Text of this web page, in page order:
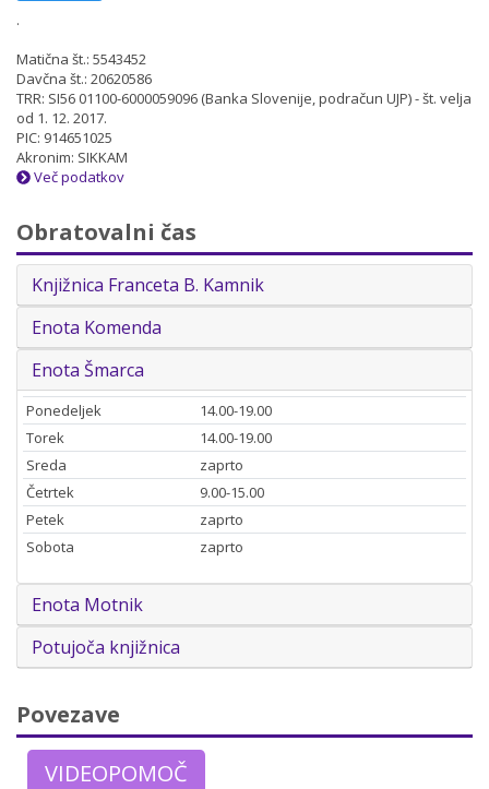
.
Matična št.: 5543452
Davčna št.: 20620586
TRR: SI56 01100-6000059096 (Banka Slovenije, podračun UJP) - št. velja
od 1. 12. 2017.
PIC: 914651025
Akronim: SIKKAM
Več podatkov
Obratovalni čas
Knjižnica Franceta B. Kamnik
Enota Komenda
Enota Šmarca
Ponedeljek
14.00-19.00
Torek
14.00-19.00
Sreda
zaprto
Četrtek
9.00-15.00
Petek
zaprto
Sobota
zaprto
Enota Motnik
Potujoča knjižnica
Povezave
VIDEOPOMOČ